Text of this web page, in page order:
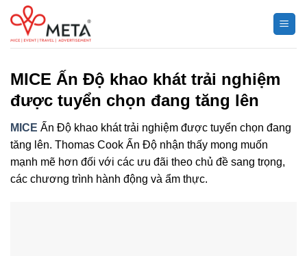
Chuyển
đến
nội
MICE Ấn Độ khao khát trải nghiệm
được tuyển chọn đang tăng lên
MICE Ấn Độ khao khát trải nghiệm được tuyển chọn đang
tăng lên. Thomas Cook Ấn Độ nhận thấy mong muốn
mạnh mẽ hơn đối với các ưu đãi theo chủ đề sang trọng,
các chương trình hành động và ẩm thực.